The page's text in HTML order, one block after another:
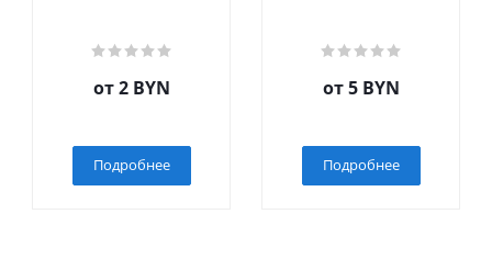
от2 BYN
Подробнее
от5 BYN
Подробнее